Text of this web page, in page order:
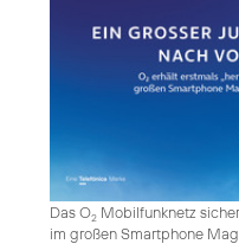
Das O2 Mobilfunknetz
im großen Smartphone